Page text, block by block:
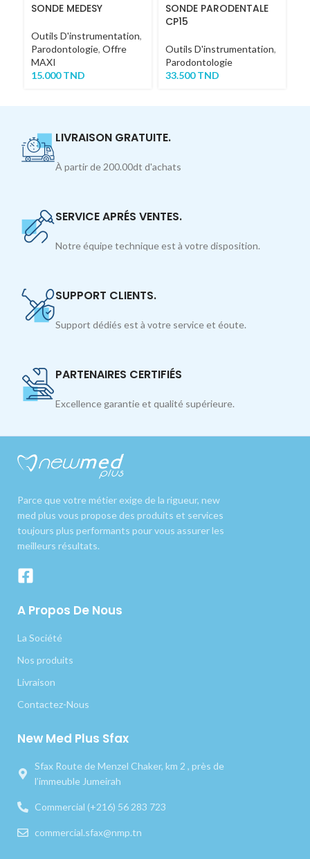
SONDE MEDESY
Outils D'instrumentation,
Parodontologie, Offre
MAXI
15.000TND
SONDE PARODENTALE
CP15
Outils D'instrumentation,
Parodontologie
33.500TND
LIVRAISON GRATUITE.
À partir de 200.00dt d'achats
SERVICE APRÉS VENTES.
Notre équipe technique est à votre disposition.
SUPPORT CLIENTS.
Support dédiés est à votre service et éoute.
PARTENAIRES CERTIFIÉS
Excellence garantie et qualité supérieure.
Parce que votre métier exige de la rigueur, new
med plus vous propose des produits et services
toujours plus performants pour vous assurer les
meilleurs résultats.
A Propos De Nous
La Société
Nos produits
Livraison
Contactez-Nous
New Med Plus Sfax
Sfax Route de Menzel Chaker, km 2 , près de
l’immeuble Jumeirah
Commercial (+216) 56 283 723
commercial.sfax@nmp.tn